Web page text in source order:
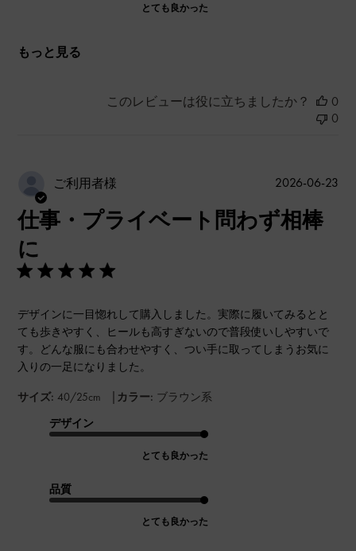
とても良かった
もっと見る
このレビューは役に立ちましたか？
0
0
ご利用者様
仕事・プライベート問わず相棒
に
デザインに一目惚れして購入しました。実際に履いてみるとと
ても歩きやすく、ヒールも高すぎないので普段使いしやすいで
す。どんな服にも合わせやすく、つい手に取ってしまうお気に
入りの一足になりました。
サイズ: 40/25cm | カラー: ブラウン系
デザイン
とても良かった
品質
とても良かった
公
2026-06-23